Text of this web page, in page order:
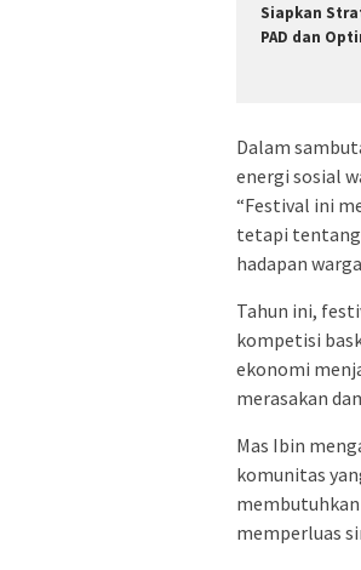
Siapkan
PAD dan
Dalam
energi sosial
“Festival ini
tetapi tentang
hadapan
Tahun ini,
kompetisi
ekonomi
merasakan
Mas Ibin
komunitas
memperluas